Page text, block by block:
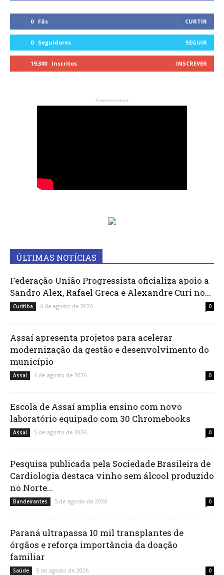
0 Fãs CURTIR
0 Seguidores SEGUIR
19,300 Inscritos INSCREVER
- Advertisement -
ÚLTIMAS NOTÍCIAS
Federação União Progressista oficializa apoio a
Sandro Alex, Rafael Greca e Alexandre Curi no...
Curitiba 6 de agosto de 2026 0
Assaí apresenta projetos para acelerar
modernização da gestão e desenvolvimento do
município
Assaí 6 de agosto de 2026 0
Escola de Assaí amplia ensino com novo
laboratório equipado com 30 Chromebooks
Assaí 5 de agosto de 2026 0
Pesquisa publicada pela Sociedade Brasileira de
Cardiologia destaca vinho sem álcool produzido
no Norte...
Bandeirantes 5 de agosto de 2026 0
Paraná ultrapassa 10 mil transplantes de
órgãos e reforça importância da doação
familiar
Saúde 5 de agosto de 2026 0